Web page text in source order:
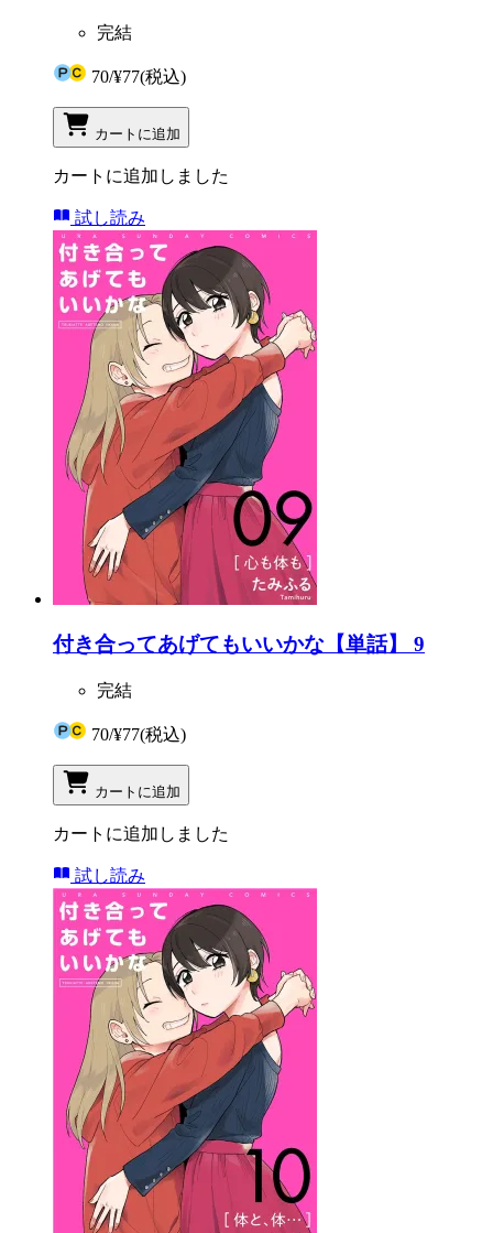
完結
70/¥77(税込)
カートに追加
カートに追加しました
試し読み
付き合ってあげてもいいかな【単話】 9
完結
70/¥77(税込)
カートに追加
カートに追加しました
試し読み